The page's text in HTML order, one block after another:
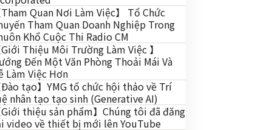
Tham Quan Nơi Làm Việc】 Tổ Chức
Tham Quan Doanh Nghiệp Trong
Khổ Cuộc Thi Radio CM
Giới Thiệu Môi Trường Làm Việc 】
Đến Một Văn Phòng Thoải Mái Và
Làm Việc Hơn
Đào tạo】YMG tổ chức hội thảo về Trí
nhân tạo tạo sinh (Generative AI)
Giới thiệu sản phẩm】Chúng tôi đã đăng
video về thiết bị mới lên YouTube